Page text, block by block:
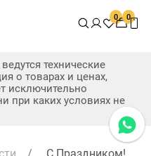
0 0
технические
о товарах и ценах,
исключительно
при каких условиях не